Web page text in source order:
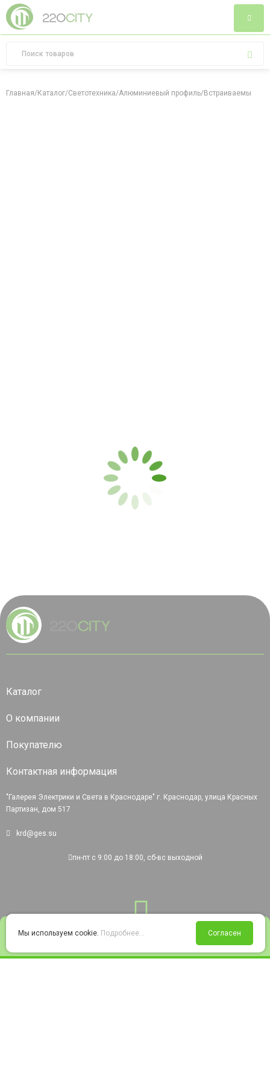
Войти Избранное Корзина
Главная/Каталог/Светотехника/Алюминиевый профиль/Встраиваемый
Каталог
О компании
Покупателю
Контактная информация
"Галерея Электрики и Света в Краснодаре" г. Краснодар, улица Красных
Партизан, дом 517
krd@ges.su
пн-пт с 9:00 до 18:00, сб-вс выходной
Мы используем cookie. Подробнее... Согласен